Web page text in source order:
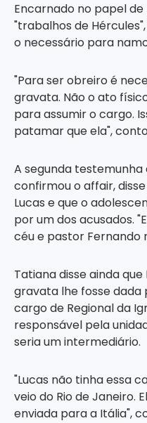
Encarnado no papel
"trabalhos de
o necessário para
"Para ser obreiro é
gravata. Não o ato
para assumir o cargo.
patamar que ela",
A segunda
confirmou o affair,
Lucas e que o
por um dos acusados.
céu e pastor Fernando
Tatiana disse ainda
gravata lhe fosse dada
cargo de Regional da
responsável pela
seria um intermediário.
"Lucas não tinha essa
veio do Rio de Janeiro.
enviada para a Itália",